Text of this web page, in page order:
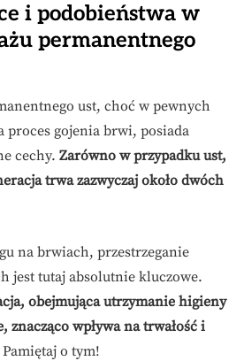
i podobieństwa w
permanentnego
ust, choć w pewnych
proces gojenia brwi, posiada
cechy. Zarówno w przypadku ust,
trwa zazwyczaj około dwóch
na brwiach, przestrzeganie
jest tutaj absolutnie kluczowe.
obejmująca utrzymanie higieny
wpływa na trwałość i
Pamiętaj o tym!